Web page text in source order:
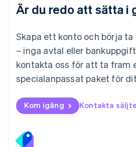
Är du redo att sätta i
Skapa ett konto och börja
– inga avtal eller
kontakta oss för att ta fram
specialanpassat paket för
Kom igång Kontakta
Nederländerna
Norge
English
Nya Zeeland
English
English
Português English
Rumänien
Schweiz
Deutsch